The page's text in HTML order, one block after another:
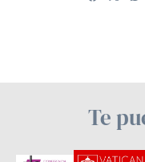
Te